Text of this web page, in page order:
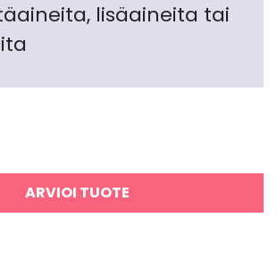
lisäaineita tai
ARVIOI TUOTE